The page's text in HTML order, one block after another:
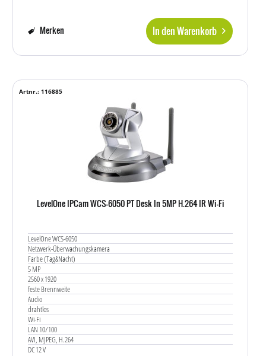
In den Warenkorb
Merken
LevelOne IPCam WCS-6050 PT Desk In 5MP H.264 IR Wi-Fi
LevelOne WCS-6050
Netzwerk-Überwachungskamera
Farbe (Tag&Nacht)
5 MP
2560 x 1920
feste Brennweite
Audio
drahtlos
Wi-Fi
LAN 10/100
AVI, MJPEG, H.264
DC 12 V
Artnr.: 116885